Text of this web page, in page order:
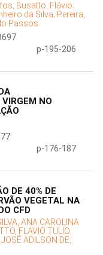
Busatto, Flávio
da Silva; Pereira,
Passos
p-195-206
NO
p-176-187
DE 40% DE
VEGETAL NA
CFD
ANA CAROLINA
FLAVIO TULIO;
ADILSON DE;